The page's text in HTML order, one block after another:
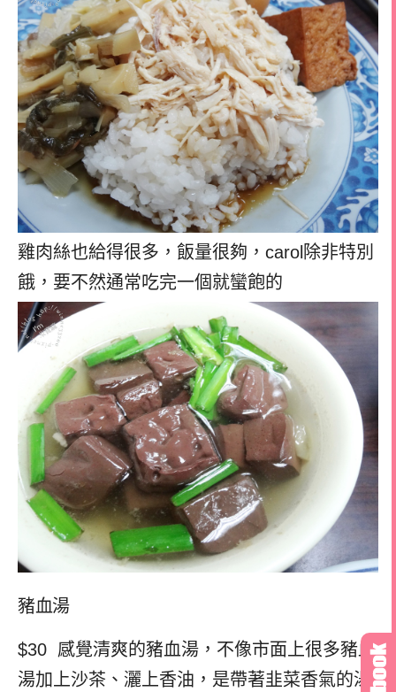
雞肉絲也給得很多，飯量很夠，carol除非特別
餓，要不然通常吃完一個就蠻飽的
豬血湯
$30 感覺清爽的豬血湯，不像市面上很多豬血
湯加上沙茶、灑上香油，是帶著韭菜香氣的湯